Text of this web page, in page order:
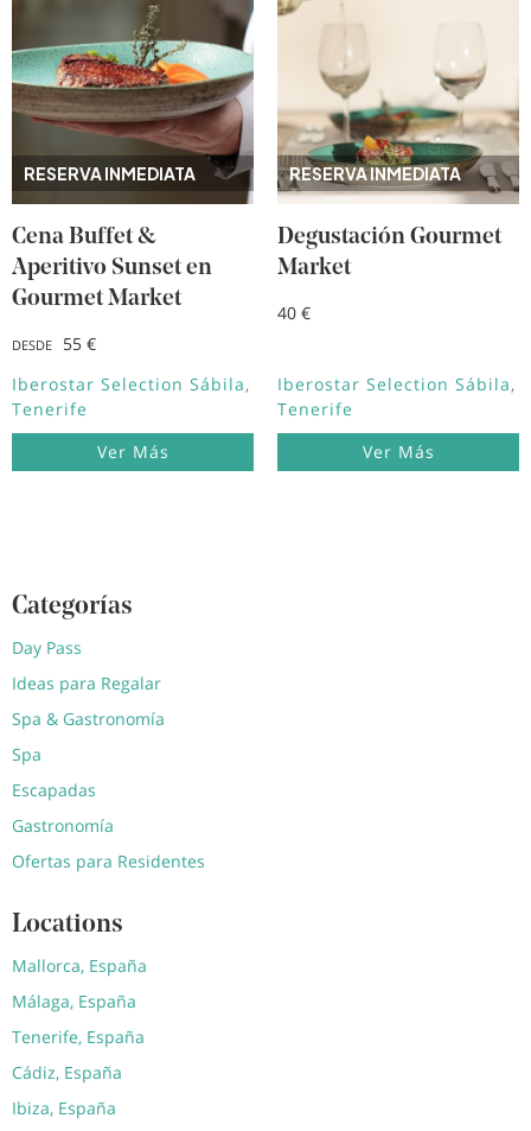
RESERVA INMEDIATA
Cena Buffet &
Aperitivo Sunset en
Gourmet Market
DESDE
55 €
Iberostar Selection Sábila
Tenerife
Ver Más
RESERVA INMEDIATA
Degustación Gourmet
Market
40 €
Iberostar Selection Sábila
Tenerife
Ver Más
Categorías
Day Pass
Ideas para Regalar
Spa & Gastronomía
Spa
Escapadas
Gastronomía
Ofertas para Residentes
Locations
Mallorca, España
Málaga, España
Tenerife, España
Cádiz, España
Ibiza, España